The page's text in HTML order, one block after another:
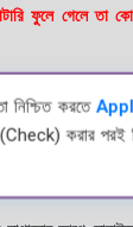
গেলে তা
নিশ্চিত করতে
করার পরই